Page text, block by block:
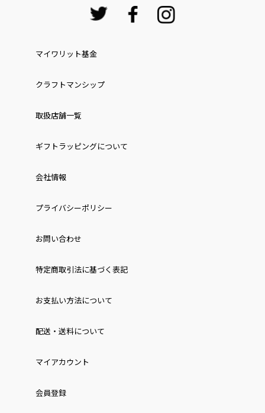
マイワリット基金
クラフトマンシップ
取扱店舗一覧
ギフトラッピングについて
会社情報
プライバシーポリシー
お問い合わせ
特定商取引法に基づく表記
お⽀払い⽅法について
配送・送料について
マイアカウント
会員登録